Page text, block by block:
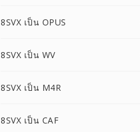
8SVX เป็น OPUS
8SVX เป็น WV
8SVX เป็น M4R
8SVX เป็น CAF